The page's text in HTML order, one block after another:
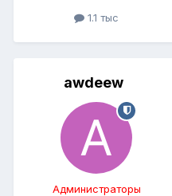
1.1 тыс
awdeew
Администраторы